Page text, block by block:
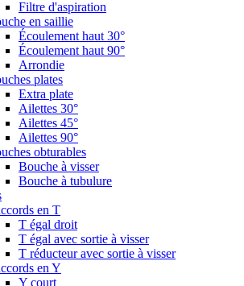
Filtre d'aspiration
en saillie
Écoulement haut 30°
Écoulement haut 90°
Arrondie
plates
Extra plate
Ailettes 30°
Ailettes 45°
Ailettes 90°
obturables
Bouche à visser
Bouche à tubulure
en T
T égal droit
T égal avec sortie à visser
T réducteur avec sortie à visser
en Y
Y court